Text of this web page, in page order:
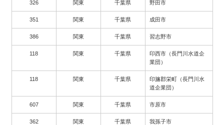
326 関東 千葉県 野田市
351 関東 千葉県 成田市
386 関東 千葉県 習志野市
118 関東 千葉県
印西市（長門川水道企
業団）
118 関東 千葉県
印旛郡栄町（長門川水
道企業団）
607 関東 千葉県 市原市
362 関東 千葉県 我孫子市